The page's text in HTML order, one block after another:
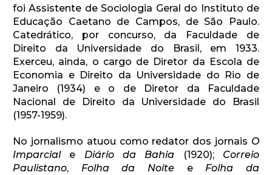
foi Assistente de Sociologia Geral do Instituto de
Educação Caetano de Campos, de São Paulo.
Catedrático, por concurso, da Faculdade de
Direito da Universidade do Brasil, em 1933.
Exerceu, ainda, o cargo de Diretor da Escola de
Economia e Direito da Universidade do Rio de
Janeiro (1934) e o de Diretor da Faculdade
Nacional de Direito da Universidade do Brasil
(1957-1959).
No jornalismo atuou como redator dos jornais O
Imparciale Diário da Bahia (1920); Correio
Paulistano, Folha da Noite e Folha da